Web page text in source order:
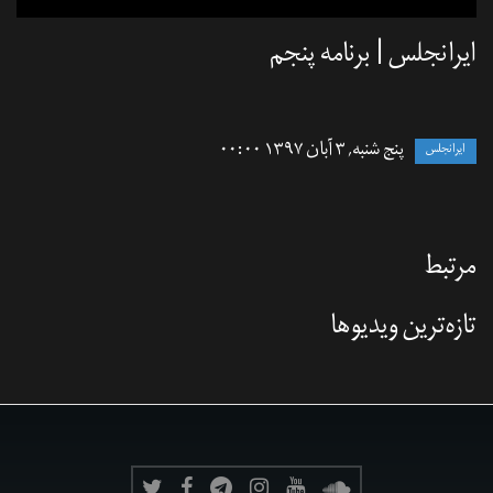
ایرانجلس | برنامه پنجم
ایرانجلس پنج شنبه, ۳ آبان ۱۳۹۷ ۰۰:۰۰
مرتبط
تازه‌‌ترین ویدیوها